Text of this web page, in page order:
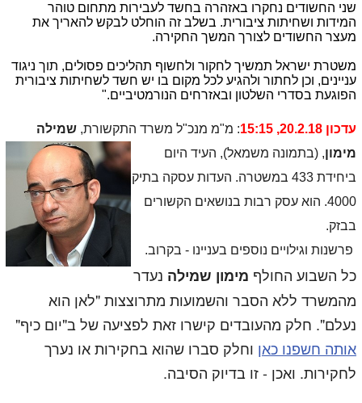
שני החשודים נחקרו באזהרה בחשד לעבירות מתחום טוהר
המידות ושחיתות ציבורית. בשלב זה הוחלט לבקש להאריך את
מעצר החשודים לצורך המשך החקירה.
משטרת ישראל תמשיך לחקור ולחשוף תהליכים פסולים, תוך ניגוד
עניינים, וכן לחתור ולהגיע לכל מקום בו יש חשד לשחיתות ציבורית
הפוגעת בסדרי השלטון ובאזרחים הנורמטיביים."
עדכון 20.2.18, 15:15 : מ"מ מנכ"ל משרד התקשורת, שמילה
מימון, (בתמונה משמאל), העיד היום
ביחידת 433 במשטרה. העדות עסקה בתיק
4000. הוא עסק רבות בנושאים הקשורים
בבזק.
פרשנות וגילויים נוספים בעניינו - בקרוב.
כל השבוע החולף מימון שמילה נעדר
מהמשרד ללא הסבר והשמועות מתרוצצות "לאן הוא
נעלם". חלק מהעובדים קישרו זאת לפציעה של ב"יום כיף"
אותה חשפנו כאן וחלק סברו שהוא בחקירות או נערך
לחקירות. ואכן - זו בדיוק הסיבה.